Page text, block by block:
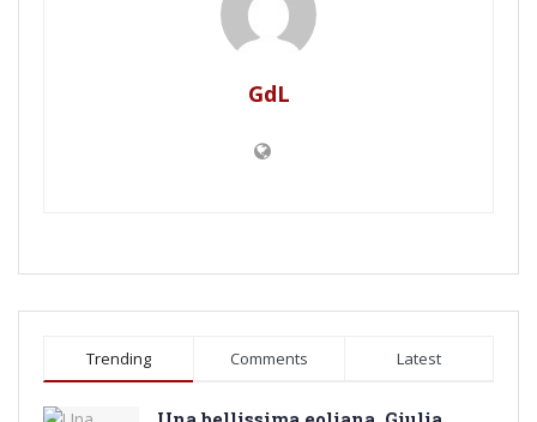
GdL
Trending Comments Latest